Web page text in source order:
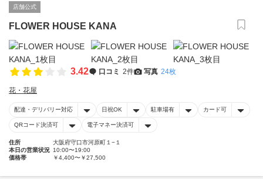
店舗公式
FLOWER HOUSE KANA
3.42 口コミ 2件 写真 24枚
花・花屋
配達・デリバリー対応 日祝OK 駐車場有 カード可
QRコード決済可 電子マネー決済可
住所
大阪府守口市河原町１−１
本日の営業状況 10:00〜19:00
価格帯
￥4,400〜￥27,500